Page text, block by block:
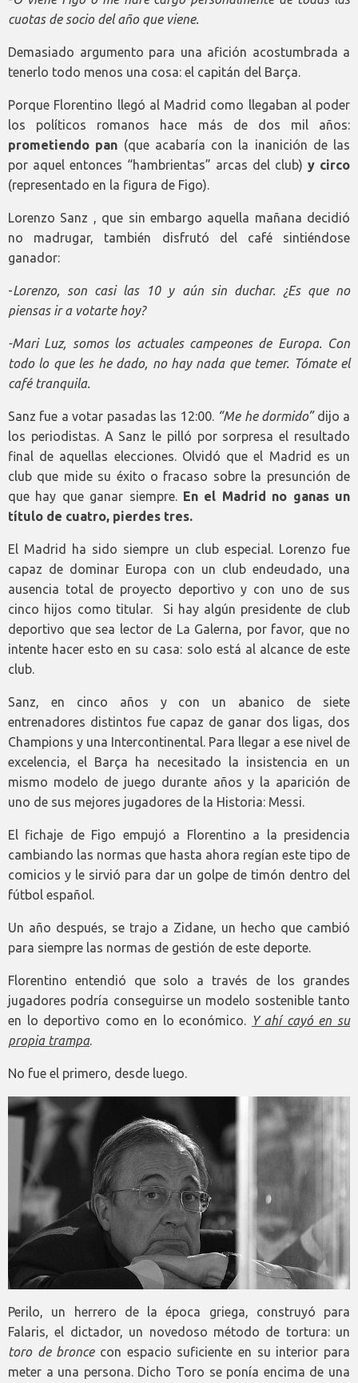
cuotas de socio del año que viene.
Demasiado argumento para una afición acostumbrada a
tenerlo todo menos una cosa: el capitán del Barça.
Porque Florentino llegó al Madrid como llegaban al poder
los políticos romanos hace más de dos mil años:
prometiendo pan (que acabaría con la inanición de las
por aquel entonces “hambrientas” arcas del club) y circo
(representado en la figura de Figo).
Lorenzo Sanz , que sin embargo aquella mañana decidió
no madrugar, también disfrutó del café sintiéndose
ganador:
-Lorenzo, son casi las 10 y aún sin duchar. ¿Es que no
piensas ir a votarte hoy?
-Mari Luz, somos los actuales campeones de Europa. Con
todo lo que les he dado, no hay nada que temer. Tómate el
café tranquila.
Sanz fue a votar pasadas las 12:00. “Me he dormido” dijo a
los periodistas. A Sanz le pilló por sorpresa el resultado
final de aquellas elecciones. Olvidó que el Madrid es un
club que mide su éxito o fracaso sobre la presunción de
que hay que ganar siempre. En el Madrid no ganas un
título de cuatro, pierdes tres.
El Madrid ha sido siempre un club especial. Lorenzo fue
capaz de dominar Europa con un club endeudado, una
ausencia total de proyecto deportivo y con uno de sus
cinco hijos como titular. Si hay algún presidente de club
deportivo que sea lector de La Galerna, por favor, que no
intente hacer esto en su casa: solo está al alcance de este
club.
Sanz, en cinco años y con un abanico de siete
entrenadores distintos fue capaz de ganar dos ligas, dos
Champions y una Intercontinental. Para llegar a ese nivel de
excelencia, el Barça ha necesitado la insistencia en un
mismo modelo de juego durante años y la aparición de
uno de sus mejores jugadores de la Historia: Messi.
El fichaje de Figo empujó a Florentino a la presidencia
cambiando las normas que hasta ahora regían este tipo de
comicios y le sirvió para dar un golpe de timón dentro del
fútbol español.
Un año después, se trajo a Zidane, un hecho que cambió
para siempre las normas de gestión de este deporte.
Florentino entendió que solo a través de los grandes
jugadores podría conseguirse un modelo sostenible tanto
en lo deportivo como en lo económico. Y ahí cayó en su
propia trampa.
No fue el primero, desde luego.
Perilo, un herrero de la época griega, construyó para
Falaris, el dictador, un novedoso método de tortura: un
toro de broncecon espacio suficiente en su interior para
meter a una persona. Dicho Toro se ponía encima de una